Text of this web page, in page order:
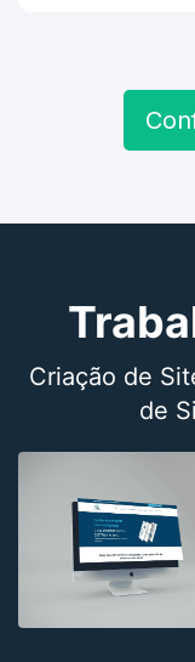
Criação de
de